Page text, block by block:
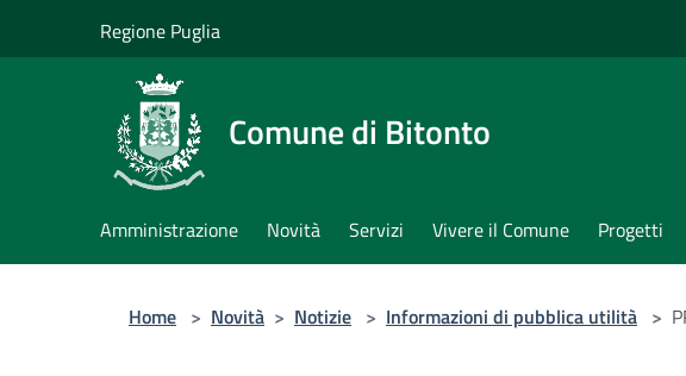
Regione Puglia
Comune di Bitonto
Amministrazione Novità Servizi Vivere il Comune Progetti
Home > Novità > Notizie > Informazioni di pubblica utilità >